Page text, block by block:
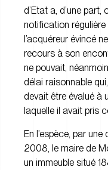
d’Etat a, d’une part,
notification régulière
l’acquéreur évincé
recours à son
ne pouvait,
délai raisonnable
devait être évalué à
laquelle il avait pris
En l’espèce, par
2008, le maire de
un immeuble situé